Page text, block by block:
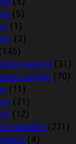
(5)
(1)
(2)
(146)
legetøj (31)
Legetøj (70)
(11)
(21)
(12)
halsbånd (231)
(4)